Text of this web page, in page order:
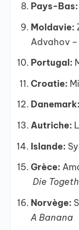
Pays-Bas:
Moldavie:
Advahov –
Portugal:
Croatie:
Danemark:
Autriche:
Islande:
Grèce:
Die
Norvège:
A Banana